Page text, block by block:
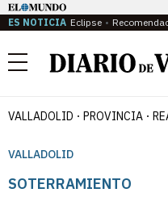
ES NOTICIA Eclipse
Menú
VALLADOLID PROVINCIA
VALLADOLID
SOTERRAMIENTO